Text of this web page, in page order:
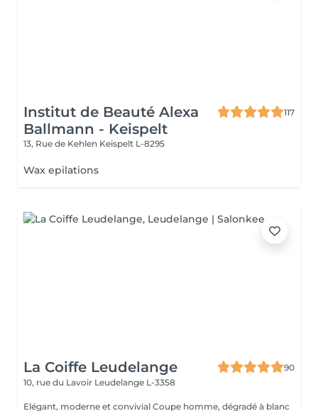
Institut de Beauté Alexa
Ballmann - Keispelt
117
13, Rue de Kehlen Keispelt L-8295
Wax epilations
La Coiffe Leudelange
90
10, rue du Lavoir Leudelange L-3358
Elégant, moderne et convivial Coupe homme, dégradé à blanc